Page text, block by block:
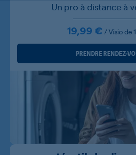
Un pro à distance à
19,99 € / Visio de
PRENDRE RENDEZ-